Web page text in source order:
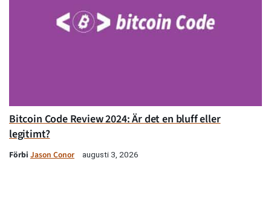
Bitcoin Code Review 2024: Är det en bluff eller
legitimt?
Förbi Jason Conor augusti 3, 2026